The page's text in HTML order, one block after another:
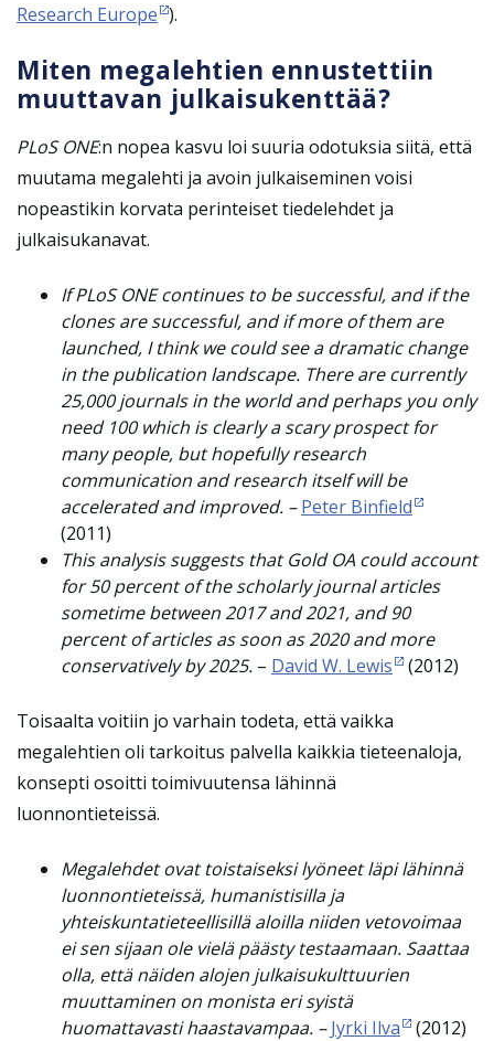
Research Europe ).
Miten megalehtien ennustettiin
muuttavan julkaisukenttää?
PLoS ONE:n nopea kasvu loi suuria odotuksia siitä, että
muutama megalehti ja avoin julkaiseminen voisi
nopeastikin korvata perinteiset tiedelehdet ja
julkaisukanavat.
If PLoS ONE continues to be successful, and if the
clones are successful, and if more of them are
launched, I think we could see a dramatic change
in the publication landscape. There are currently
25,000 journals in the world and perhaps you only
need 100 which is clearly a scary prospect for
many people, but hopefully research
communication and research itself will be
accelerated and improved. –Peter Binfield
(2011)
This analysis suggests that Gold OA could account
for 50 percent of the scholarly journal articles
sometime between 2017 and 2021, and 90
percent of articles as soon as 2020 and more
conservatively by 2025. – David W. Lewis (2012)
Toisaalta voitiin jo varhain todeta, että vaikka
megalehtien oli tarkoitus palvella kaikkia tieteenaloja,
konsepti osoitti toimivuutensa lähinnä
luonnontieteissä.
Megalehdet ovat toistaiseksi lyöneet läpi lähinnä
luonnontieteissä, humanistisilla ja
yhteiskuntatieteellisillä aloillaniiden vetovoimaa
ei sen sijaan ole vielä päästy testaamaan. Saattaa
olla, että näiden alojen julkaisukulttuurien
muuttaminen on monista eri syistä
huomattavasti haastavampaa. –Jyrki Ilva (2012)